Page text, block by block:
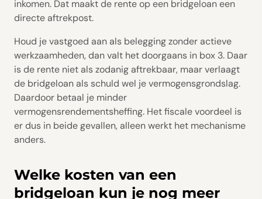
inkomen. Dat maakt de rente op een bridgeloan een
directe aftrekpost.
Houd je vastgoed aan als belegging zonder actieve
werkzaamheden, dan valt het doorgaans in box 3. Daar
is de rente niet als zodanig aftrekbaar, maar verlaagt
de bridgeloan als schuld wel je vermogensgrondslag.
Daardoor betaal je minder
vermogensrendementsheffing. Het fiscale voordeel is
er dus in beide gevallen, alleen werkt het mechanisme
anders.
Welke kosten van een
bridgeloan kun je nog meer